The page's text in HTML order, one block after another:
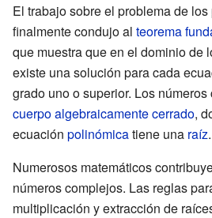
El trabajo sobre el problema de
finalmente condujo al teorema
que muestra que en el dominio de
existe una solución para cada
grado uno o superior. Los
cuerpo algebraicamente cerrado,
ecuación polinómicatiene una raíz.
Numerosos matemáticos
números complejos. Las reglas
multiplicación y extracción de